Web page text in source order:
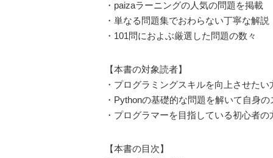
・paizaラーニングの人気の問題を掲載
・単なる問題集でおわらない丁寧な解説
・101問におよぶ厳選した問題の数々
【本書の対象読者】
・プログラミングスキルを向上させたい
・Pythonの基礎的な問題を解いて自身
・プログラマーを目指している初心者の
【本書の目次】